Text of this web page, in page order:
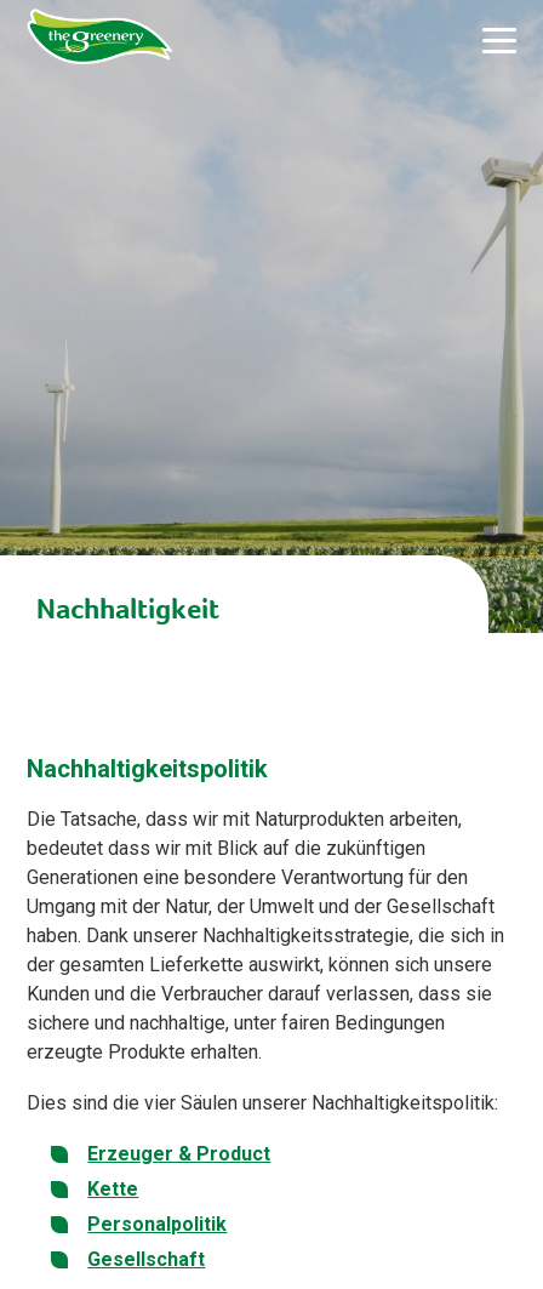
Nachhaltigkeit
Nachhaltigkeitspolitik
Die Tatsache, dass wir mit Naturprodukten arbeiten,
bedeutet dass wir mit Blick auf die zukünftigen
Generationen eine besondere Verantwortung für den
Umgang mit der Natur, der Umwelt und der Gesellschaft
haben. Dank unserer Nachhaltigkeitsstrategie, die sich in
der gesamten Lieferkette auswirkt, können sich unsere
Kunden und die Verbraucher darauf verlassen, dass sie
sichere und nachhaltige, unter fairen Bedingungen
erzeugte Produkte erhalten.
Dies sind die vier Säulen unserer Nachhaltigkeitspolitik:
Erzeuger & Product
Kette
Personalpolitik
Gesellschaft